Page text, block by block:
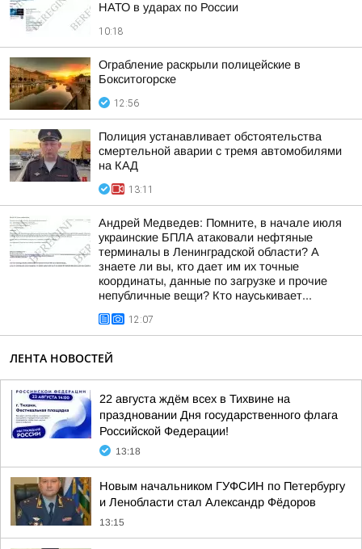
НАТО в ударах по России
10:18
Ограбление раскрыли полицейские в
Бокситогорске
12:56
Полиция устанавливает обстоятельства
смертельной аварии с тремя автомобилями
на КАД
13:11
Андрей Медведев: Помните, в начале июля
украинские БПЛА атаковали нефтяные
терминалы в Ленинградской области? А
знаете ли вы, кто дает им их точные
координаты, данные по загрузке и прочие
непубличные вещи? Кто науськивает...
12:07
ЛЕНТА НОВОСТЕЙ
22 августа ждём всех в Тихвине на
праздновании Дня государственного флага
Российской Федерации!
13:18
Новым начальником ГУФСИН по Петербургу
и Ленобласти стал Александр Фёдоров
13:15